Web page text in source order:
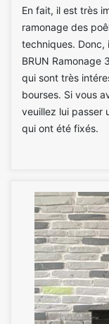
En fait, il est très
ramonage des
techniques. Donc,
BRUN Ramonage
qui sont très
bourses. Si vous
veuillez lui passer
qui ont été fixés.